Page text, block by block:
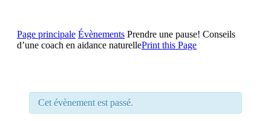
Page principale Évènements Prendre une pause! Conseils
d’une coach en aidance naturellePrint this Page
Cet évènement est passé.